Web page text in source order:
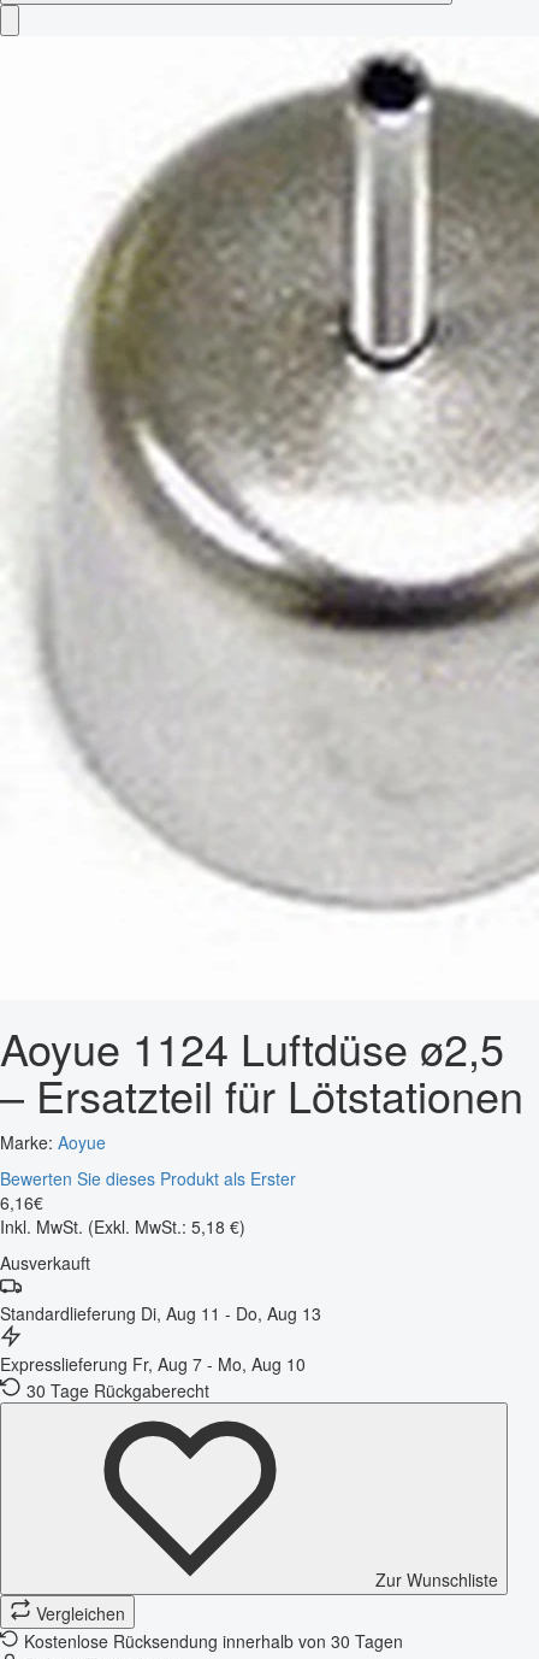
Aoyue 1124 Luftdüse ø2,5
– Ersatzteil für Lötstationen
Marke: Aoyue
Bewerten Sie dieses Produkt als Erster
6,16€
Inkl. MwSt. (Exkl. MwSt.: 5,18 €)
Ausverkauft
Standardlieferung Di, Aug 11 - Do, Aug 13
Expresslieferung Fr, Aug 7 - Mo, Aug 10
30 Tage Rückgaberecht
Zur Wunschliste
Vergleichen
Kostenlose Rücksendung innerhalb von 30 Tagen